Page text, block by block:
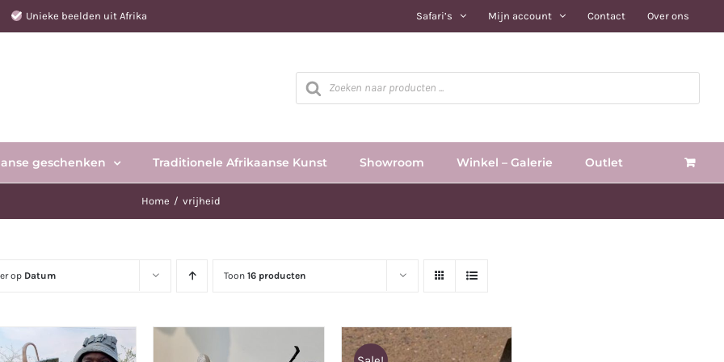
Unieke beelden uit Afrika Safari’s Mijn account Contact Over ons
Producten
zoeken
geschenken Traditionele Afrikaanse Kunst Showroom Winkel – Galerie Outlet
Home vrijheid
op Datum Toon16 producten